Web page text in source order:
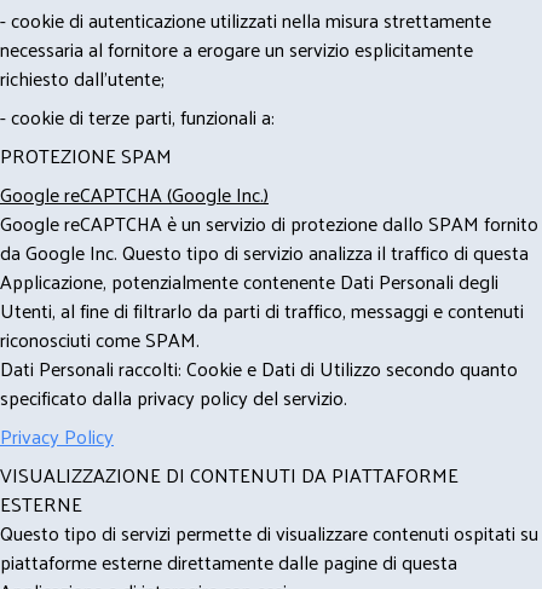
- cookie di autenticazione utilizzati nella misura strettamente
necessaria al fornitore a erogare un servizio esplicitamente
richiesto dall'utente;
- cookie di terze parti, funzionali a:
PROTEZIONE SPAM
Google reCAPTCHA (Google Inc.)
Google reCAPTCHA è un servizio di protezione dallo SPAM fornito
da Google Inc. Questo tipo di servizio analizza il traffico di questa
Applicazione, potenzialmente contenente Dati Personali degli
Utenti, al fine di filtrarlo da parti di traffico, messaggi e contenuti
riconosciuti come SPAM.
Dati Personali raccolti: Cookie e Dati di Utilizzo secondo quanto
specificato dalla privacy policy del servizio.
Privacy Policy
VISUALIZZAZIONE DI CONTENUTI DA PIATTAFORME
ESTERNE
Questo tipo di servizi permette di visualizzare contenuti ospitati su
piattaforme esterne direttamente dalle pagine di questa